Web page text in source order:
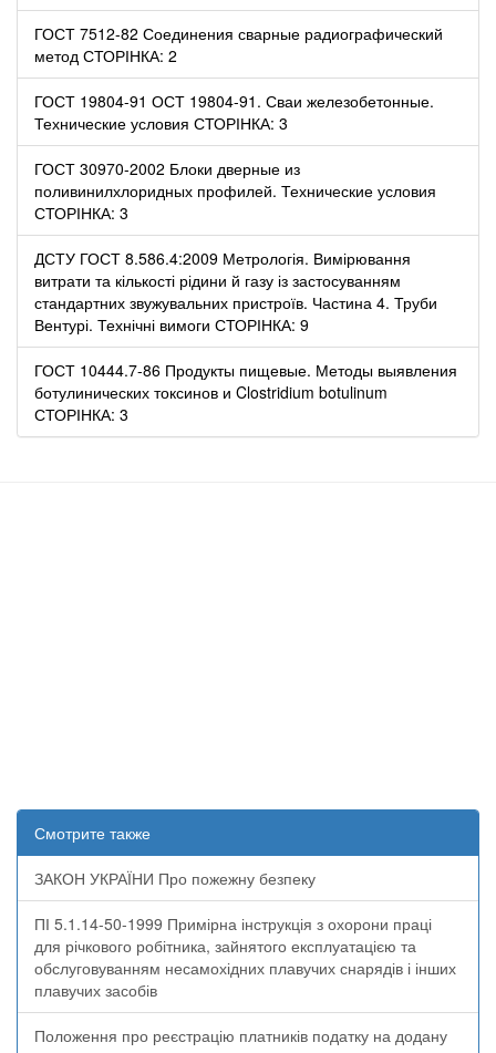
ГОСТ 7512-82 Соединения сварные радиографический
метод СТОРІНКА: 2
ГОСТ 19804-91 ОСТ 19804-91. Сваи железобетонные.
Технические условия СТОРІНКА: 3
ГОСТ 30970-2002 Блоки дверные из
поливинилхлоридных профилей. Технические условия
СТОРІНКА: 3
ДСТУ ГОСТ 8.586.4:2009 Метрологія. Вимірювання
витрати та кількості рідини й газу із застосуванням
стандартних звужувальних пристроїв. Частина 4. Труби
Вентурі. Технічні вимоги СТОРІНКА: 9
ГОСТ 10444.7-86 Продукты пищевые. Методы выявления
ботулинических токсинов и Clostridium botulinum
СТОРІНКА: 3
Смотрите также
ЗАКОН УКРАЇНИ Про пожежну безпеку
ПІ 5.1.14-50-1999 Примірна інструкція з охорони праці
для річкового робітника, зайнятого експлуатацією та
обслуговуванням несамохідних плавучих снарядів і інших
плавучих засобів
Положення про реєстрацію платників податку на додану